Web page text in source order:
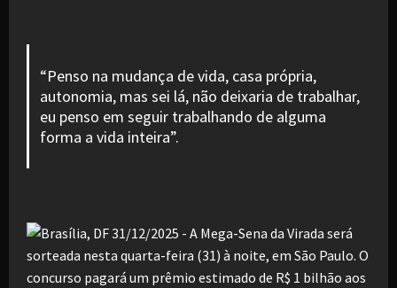
“Penso na mudança de vida, casa própria,
autonomia, mas sei lá, não deixaria de trabalhar,
eu penso em seguir trabalhando de alguma
forma a vida inteira”.